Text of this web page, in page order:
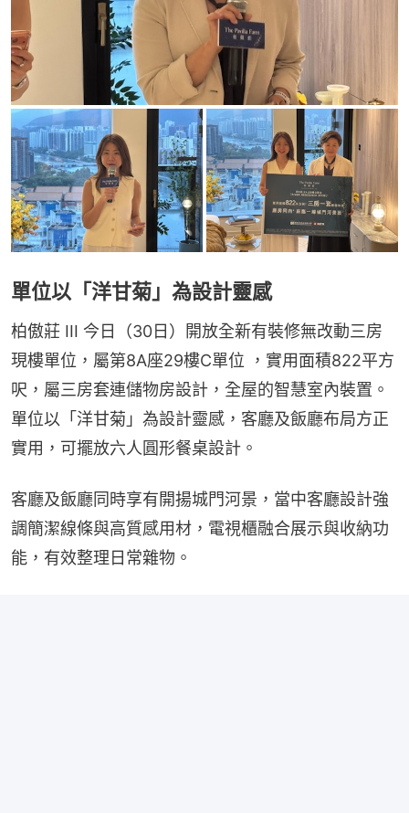
單位以「洋甘菊」為設計靈感
柏傲莊 III 今日（30日）開放全新有裝修無改動三房
現樓單位，屬第8A座29樓C單位 ，實用面積822平方
呎，屬三房套連儲物房設計，全屋的智慧室內裝置。
單位以「洋甘菊」為設計靈感，客廳及飯廳布局方正
實用，可擺放六人圓形餐桌設計。
客廳及飯廳同時享有開揚城門河景，當中客廳設計強
調簡潔線條與高質感用材，電視櫃融合展示與收納功
能，有效整理日常雜物。